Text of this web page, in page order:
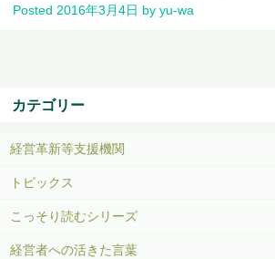
Posted 2016年3月4日 by yu-wa
カテゴリー
経営革新等支援機関
トピックス
こっそり読むシリーズ
経営者への活きた言葉